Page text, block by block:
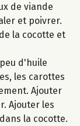
de viande
et poivrer.
la cocotte et
d'huile
les carottes
Ajouter
Ajouter les
la cocotte.